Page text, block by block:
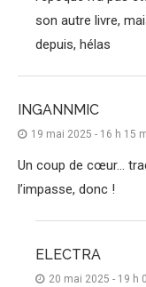
son autre livre,
depuis, hélas
INGANNMIC
19 mai 2025 - 16 h 15
Un coup de cœur…
l’impasse, donc !
ELECTRA
20 mai 2025 - 19 h